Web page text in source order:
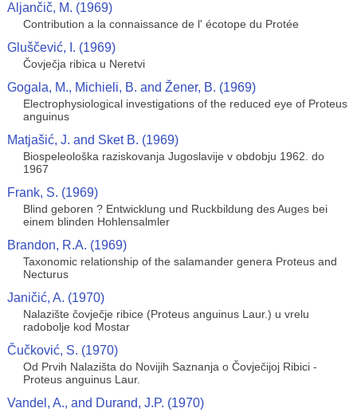
Aljančič, M. (1969)
Contribution a la connaissance de l' écotope du Protée
Gluščević, I. (1969)
Čovječja ribica u Neretvi
Gogala, M., Michieli, B. and Žener, B. (1969)
Electrophysiological investigations of the reduced eye of Proteus
anguinus
Matjašić, J. and Sket B. (1969)
Biospeleološka raziskovanja Jugoslavije v obdobju 1962. do
1967
Frank, S. (1969)
Blind geboren ? Entwicklung und Ruckbildung des Auges bei
einem blinden Hohlensalmler
Brandon, R.A. (1969)
Taxonomic relationship of the salamander genera Proteus and
Necturus
Janičić, A. (1970)
Nalazište čovječje ribice (Proteus anguinus Laur.) u vrelu
radobolje kod Mostar
Čučković, S. (1970)
Od Prvih Nalazišta do Novijih Saznanja o Čovječijoj Ribici -
Proteus anguinus Laur.
Vandel, A., and Durand, J.P. (1970)